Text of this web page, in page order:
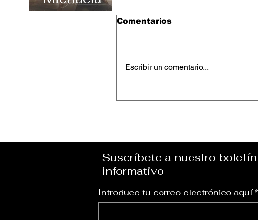
“Carefree”
Comentarios
Escribir un comentario...
Suscríbete a nuestro boletín
informativo
Introduce tu correo electrónico aquí *